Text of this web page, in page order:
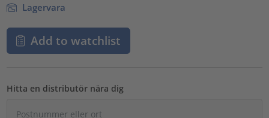
Lagervara
Add to watchlist
Hitta en distributör nära dig